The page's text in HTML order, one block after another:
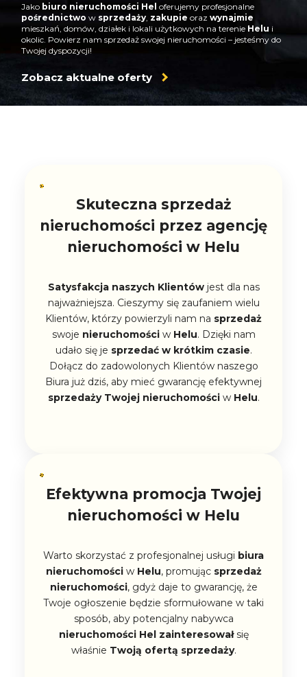
Jako biuro nieruchomości Hel oferujemy profesjonalne
pośrednictwo w sprzedaży, zakupie oraz wynajmie
mieszkań, domów, działek i lokali użytkowych na terenie Helu i
okolic. Powierz nam sprzedaż swojej nieruchomości – jesteśmy do
Twojej dyspozycji!
Zobacz aktualne oferty
Skuteczna sprzedaż
nieruchomości przez agencję
nieruchomości w Helu
Satysfakcja naszych Klientówjest dla nas
najważniejsza. Cieszymy się zaufaniem wielu
Klientów, którzy powierzyli nam na sprzedaż
swoje nieruchomościw Helu. Dzięki nam
udało się je sprzedać w krótkim czasie.
Dołącz do zadowolonych Klientów naszego
Biura już dziś, aby mieć gwarancję efektywnej
sprzedaży Twojej nieruchomościw Helu.
Efektywna promocja Twojej
nieruchomości w Helu
Warto skorzystać z profesjonalnej usługi biura
nieruchomościw Helu, promując sprzedaż
nieruchomości, gdyż daje to gwarancję, że
Twoje ogłoszenie będzie sformułowane w taki
sposób, aby potencjalny nabywca
nieruchomości Hel zainteresowałsię
właśnie Twoją ofertą sprzedaży.